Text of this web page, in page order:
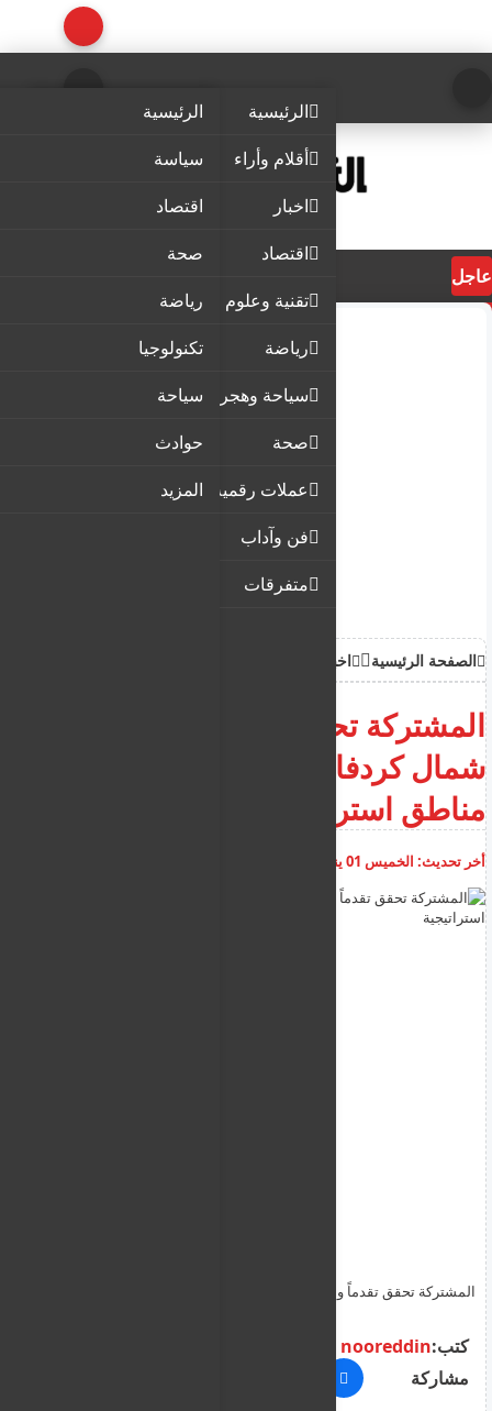
الرئيسية
أقلام وأراء
اخبار
اقتصاد
تقنية وعلوم
رياضة
سياحة وهجرة
صحة
عملات رقمية
فن وآداب
متفرقات
الرئيسية
سياسة
اقتصاد
صحة
رياضة
تكنولوجيا
سياحة
حوادث
المزيد
عاجل
الصفحة الرئيسية اخبار
المشتركة تحقق تقدماً واسعاً في
شمال كردفان وتسيطر على
مناطق استراتيجية
أخر تحديث: الخميس 01 يناير 2026
المشتركة تحقق تقدماً واسعاً في شمال كردفان وتسيطر على مناطق
كتب:nooreddin
مشاركة